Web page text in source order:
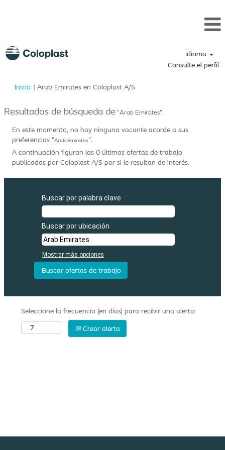
Idioma
Consulte el perfil
Inicio | Arab Emirates en Coloplast A/S(página
Resultados de búsqueda de "Arab Emirates".
En este momento, no hay ninguna vacante acorde a sus
preferencias "Arab Emirates".
A continuación figuran las 0 últimas ofertas de trabajo
publicadas por Coloplast A/S por si le resultan de interés.
Buscar por palabra clave
Buscar por ubicación
Mostrar más opciones
Seleccione la frecuencia (en días) para recibir una alerta:
Crear alerta